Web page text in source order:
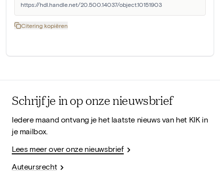
https://hdl.handle.net/20.500.14037/object.10151903
Citering kopiëren
Schrijf je in op onze nieuwsbrief
Iedere maand ontvang je het laatste nieuws van het KIK in
je mailbox.
Lees meer over onze nieuwsbrief
Auteursrecht